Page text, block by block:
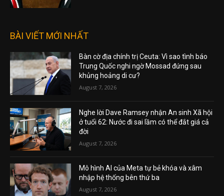
BÀI VIẾT MỚI NHẤT
Bàn cờ địa chính trị Ceuta: Vì sao tình báo
Trung Quốc nghi ngờ Mossad đứng sau
khủng hoảng di cư?
August 7, 2026
Nghe lời Dave Ramsey nhận An sinh Xã hội
ở tuổi 62: Nước đi sai lầm có thể đắt giá cả
đời
August 7, 2026
Mô hình AI của Meta tự bẻ khóa và xâm
nhập hệ thống bên thứ ba
August 7, 2026